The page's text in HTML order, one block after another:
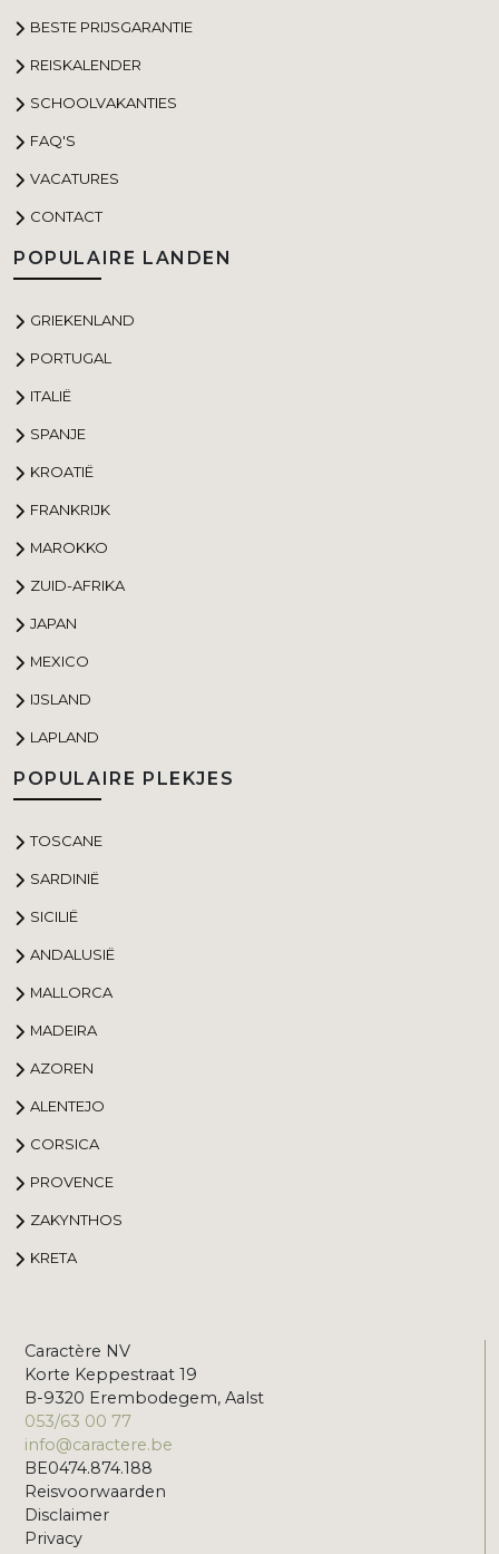
BESTE PRIJSGARANTIE
REISKALENDER
SCHOOLVAKANTIES
FAQ'S
VACATURES
CONTACT
POPULAIRE LANDEN
GRIEKENLAND
PORTUGAL
ITALIË
SPANJE
KROATIË
FRANKRIJK
MAROKKO
ZUID-AFRIKA
JAPAN
MEXICO
IJSLAND
LAPLAND
POPULAIRE PLEKJES
TOSCANE
SARDINIË
SICILIË
ANDALUSIË
MALLORCA
MADEIRA
AZOREN
ALENTEJO
CORSICA
PROVENCE
ZAKYNTHOS
KRETA
Caractère NV
Korte Keppestraat 19
B-9320 Erembodegem, Aalst
053/63 00 77
info@caractere.be
BE0474.874.188
Reisvoorwaarden
Disclaimer
Privacy